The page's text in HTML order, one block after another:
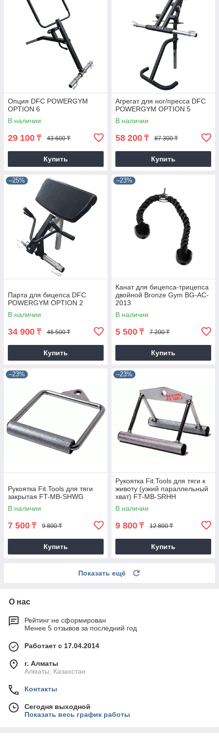
Опция DFC POWERGYM
OPTION 6
В наличии
29 100 ₸ 43 600 ₸
Купить
Агрегат для ног/пресса DFC
POWERGYM OPTION 5
В наличии
58 200 ₸ 87 300 ₸
Купить
–25%
Парта для бицепса DFC
POWERGYM OPTION 2
В наличии
34 900 ₸ 46 500 ₸
Купить
–23%
Канат для бицепса-трицепса
двойной Bronze Gym BG-AC-
2013
В наличии
5 500 ₸ 7 200 ₸
Купить
–23%
Рукоятка Fit.Tools для тяги
закрытая FT-MB-SHWG
В наличии
7 500 ₸ 9 800 ₸
Купить
–23%
Рукоятка Fit.Tools для тяги к
животу (узкий параллельный
хват) FT-MB-SRHH
В наличии
9 800 ₸ 12 800 ₸
Купить
Показать ещё
О нас
Рейтинг не сформирован
Менее 5 отзывов за последний год
Работает с 17.04.2014
г. Алматы
Алматы, Казахстан
Контакты
Сегодня выходной
Показать весь график работы